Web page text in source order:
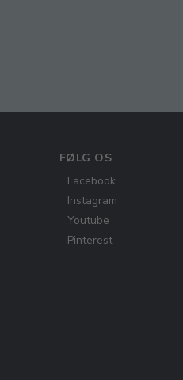
FØLG OS
Facebook
Instagram
Youtube
Pinterest